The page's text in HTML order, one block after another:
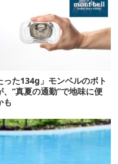
った134g」モンベルのボト
、“真夏の通勤”で地味に便
も